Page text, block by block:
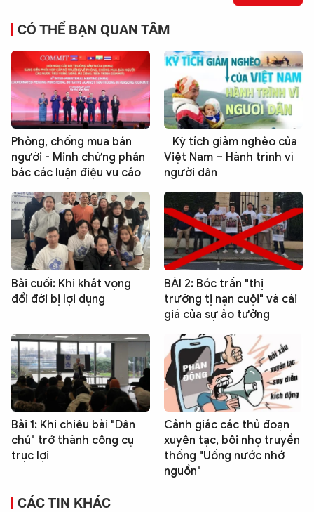
CÓ THỂ BẠN QUAN TÂM
Phòng, chống mua bán
người - Minh chứng phản
bác các luận điệu vu cáo
Kỳ tích giảm nghèo của
Việt Nam – Hành trình vì
người dân
Bài cuối: Khi khát vọng
đổi đời bị lợi dụng
BÀI 2: Bóc trần "thị
trường tị nạn cuội" và cái
giá của sự ảo tưởng
Bài 1: Khi chiêu bài "Dân
chủ" trở thành công cụ
trục lợi
Cảnh giác các thủ đoạn
xuyên tạc, bôi nhọ truyền
thống "Uống nước nhớ
nguồn"
CÁC TIN KHÁC